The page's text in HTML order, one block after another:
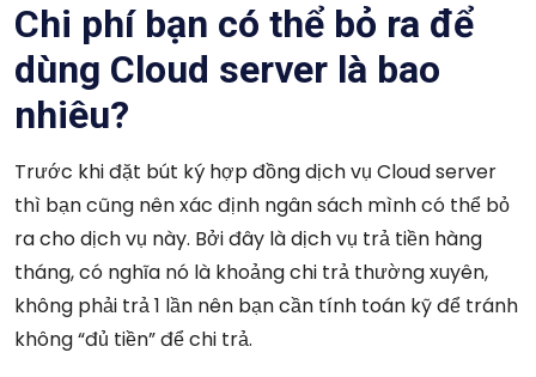
Chi phí bạn có thể bỏ ra để
dùng Cloud server là bao
nhiêu?
Trước khi đặt bút ký hợp đồng dịch vụ Cloud server
thì bạn cũng nên xác định ngân sách mình có thể bỏ
ra cho dịch vụ này. Bởi đây là dịch vụ trả tiền hàng
tháng, có nghĩa nó là khoảng chi trả thường xuyên,
không phải trả 1 lần nên bạn cần tính toán kỹ để tránh
không “đủ tiền” để chi trả.